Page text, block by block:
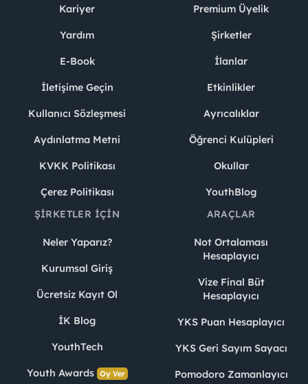
Kariyer
Yardım
E-Book
İletişime Geçin
Kullanıcı Sözleşmesi
Aydınlatma Metni
KVKK Politikası
Çerez Politikası
Premium Üyelik
Şirketler
İlanlar
Etkinlikler
Ayrıcalıklar
Öğrenci Kulüpleri
Okullar
YouthBlog
ŞIRKETLER İÇIN
Neler Yaparız?
Kurumsal Giriş
Ücretsiz Kayıt Ol
İK Blog
YouthTech
Youth Awards Oy Ver
ARAÇLAR
Not Ortalaması
Hesaplayıcı
Vize Final Büt
Hesaplayıcı
YKS Puan Hesaplayıcı
YKS Geri Sayım Sayacı
Pomodoro Zamanlayıcı